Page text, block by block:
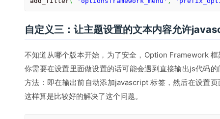
自定义三：让主题设置的文本内容允许
不知道从哪个版本开始，为了安全，Option Framework
你需要在设置里面做设置的话可能会遇到直接输出js代码
方法：即在输出前自动添加javascript 标签，然后在设置
这样算是比较好的解决了这个问题。